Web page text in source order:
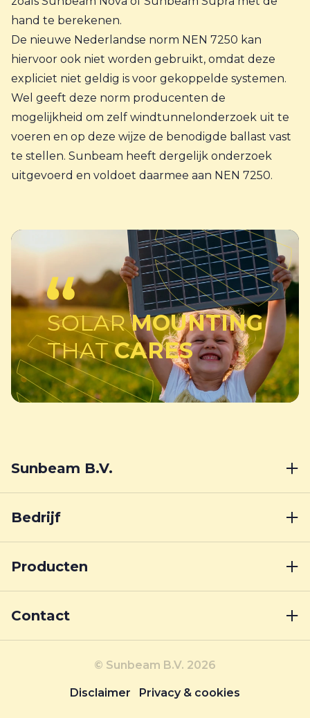
hand te berekenen.
De nieuwe Nederlandse norm NEN 7250 kan
hiervoor ook niet worden gebruikt, omdat deze
expliciet niet geldig is voor gekoppelde systemen.
Wel geeft deze norm producenten de
mogelijkheid om zelf windtunnelonderzoek uit te
voeren en op deze wijze de benodigde ballast vast
te stellen. Sunbeam heeft dergelijk onderzoek
uitgevoerd en voldoet daarmee aan NEN 7250.
SOLARMOUNTING
THATCARES
Sunbeam B.V.
Bedrijf
Producten
Contact
© Sunbeam B.V. 2026
Disclaimer Privacy & cookies